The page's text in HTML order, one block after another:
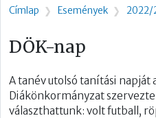
Morzsa
Címlap Események 2022/
DÖK-nap
A tanév utolsó tanítási napját
Diákönkormányzat
választhattunk: volt futball,